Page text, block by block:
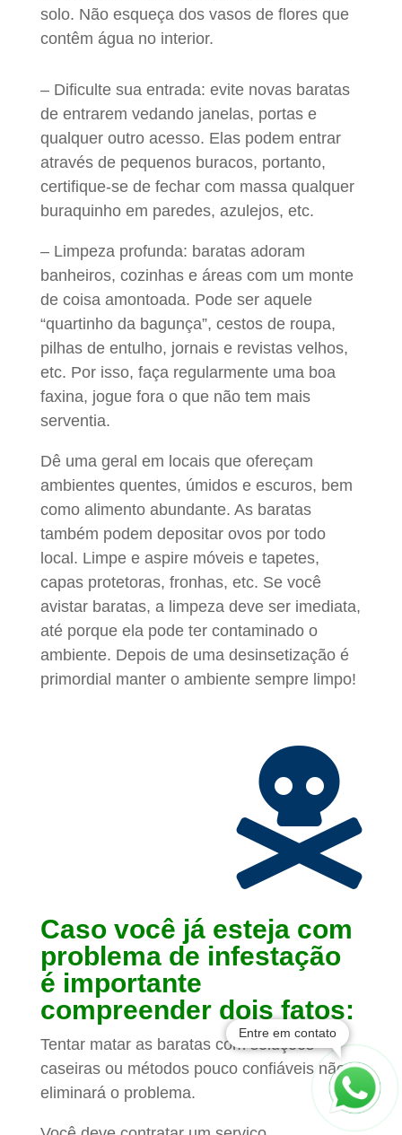
solo. Não esqueça dos vasos de flores que
contêm água no interior.
– Dificulte sua entrada: evite novas baratas
de entrarem vedando janelas, portas e
qualquer outro acesso. Elas podem entrar
através de pequenos buracos, portanto,
certifique-se de fechar com massa qualquer
buraquinho em paredes, azulejos, etc.
– Limpeza profunda: baratas adoram
banheiros, cozinhas e áreas com um monte
de coisa amontoada. Pode ser aquele
“quartinho da bagunça”, cestos de roupa,
pilhas de entulho, jornais e revistas velhos,
etc. Por isso, faça regularmente uma boa
faxina, jogue fora o que não tem mais
serventia.
Dê uma geral em locais que ofereçam
ambientes quentes, úmidos e escuros, bem
como alimento abundante. As baratas
também podem depositar ovos por todo
local. Limpe e aspire móveis e tapetes,
capas protetoras, fronhas, etc. Se você
avistar baratas, a limpeza deve ser imediata,
até porque ela pode ter contaminado o
ambiente. Depois de uma desinsetização é
primordial manter o ambiente sempre limpo!

Caso você já esteja com
problema de infestação
é importante
compreender dois fatos:
Tentar matar as baratas com soluções
caseiras ou métodos pouco confiáveis não
eliminará o problema.
Entre em contato